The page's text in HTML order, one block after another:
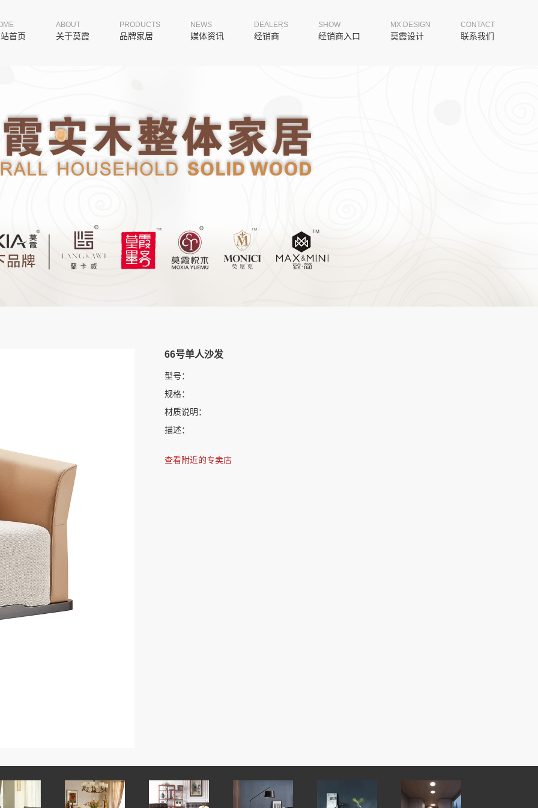
首页
ABOUT
关于莫霞
PRODUCTS
品牌家居
NEWS
媒体资讯
DEALERS
经销商
SHOW
经销商入口
MX DESIGN
莫霞设计
CONTACT
联系我们
66号单人沙发
型号：
规格：
材质说明：
描述：
查看附近的专卖店